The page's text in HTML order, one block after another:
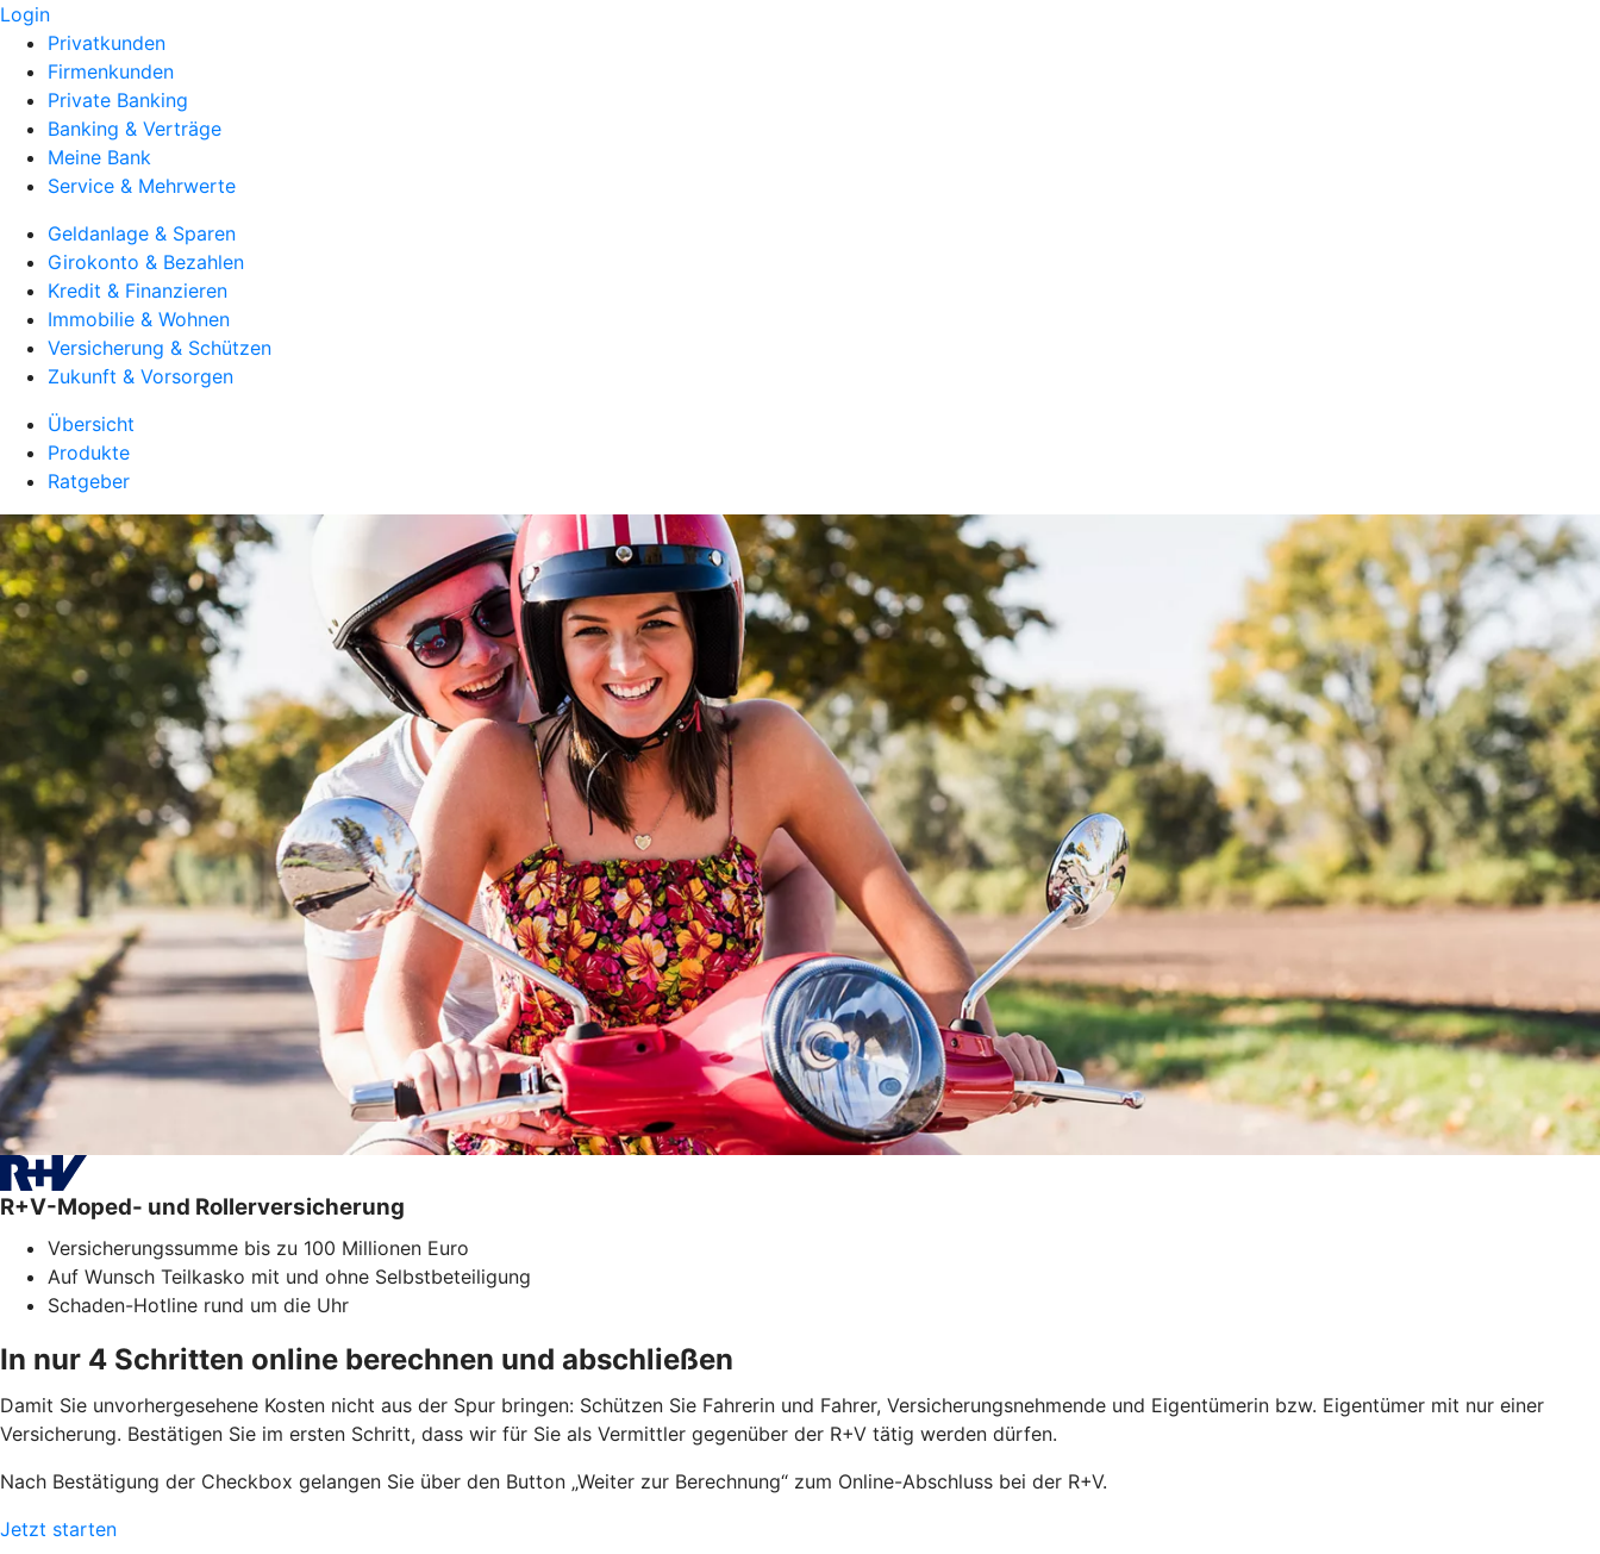
Login
Privatkunden
Firmenkunden
Private Banking
Banking & Verträge
Meine Bank
Service & Mehrwerte
Geldanlage & Sparen
Girokonto & Bezahlen
Kredit & Finanzieren
Immobilie & Wohnen
Versicherung & Schützen
Zukunft & Vorsorgen
Übersicht
Produkte
Ratgeber
R+V-Moped- und Rollerversicherung
Versicherungssumme bis zu 100 Millionen Euro
Auf Wunsch Teilkasko mit und ohne Selbstbeteiligung
Schaden-Hotline rund um die Uhr
In nur 4 Schritten online berechnen und abschließen
Damit Sie unvorhergesehene Kosten nicht aus der Spur bringen: Schützen Sie Fahrerin und Fahrer, Versicherungsnehmende und Eigentümerin bzw. Eigentümer mit nur einer
Versicherung. Bestätigen Sie im ersten Schritt, dass wir für Sie als Vermittler gegenüber der R+V tätig werden dürfen.
Nach Bestätigung der Checkbox gelangen Sie über den Button „Weiter zur Berechnung“ zum Online-Abschluss bei der R+V.
Jetzt starten